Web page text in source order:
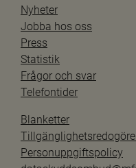
Nyheter
Jobba hos oss
Press
Statistik
Frågor och svar
Telefontider
Blanketter
Personuppgiftspolicy